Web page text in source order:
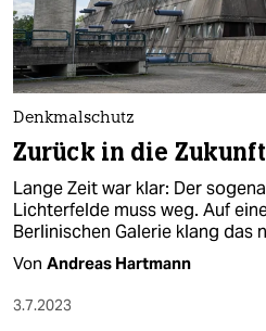
Denkmalschutz
Zurück in die Zukunft
Lange Zeit war klar: Der
Lichterfelde muss weg. Auf
Berlinischen Galerie klang das
Von Andreas Hartmann
3.7.2023